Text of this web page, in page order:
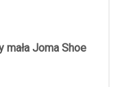
mała Joma Shoe